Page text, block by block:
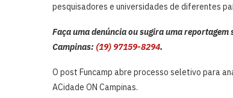
pesquisadores e universidades de diferentes
Faça uma denúncia ou sugira uma
Campinas: (19) 97159-8294.
O post Funcamp abre processo seletivo para
ACidade ON Campinas.